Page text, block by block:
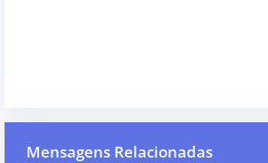
Mensagens Relacionadas